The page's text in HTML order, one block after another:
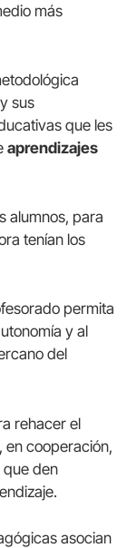
más
sus
que les
aprendizajes
alumnos, para
tenían los
permita
y al
del
rehacer el
en cooperación,
que den
asocian